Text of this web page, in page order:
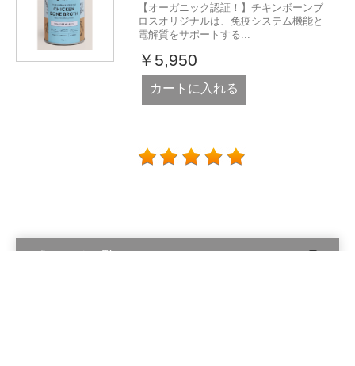
【オーガニック認証！】チキンボーンブ
ロスオリジナルは、免疫システム機能と
電解質をサポートする...
￥5,950
カートに入れる
ブランド一覧